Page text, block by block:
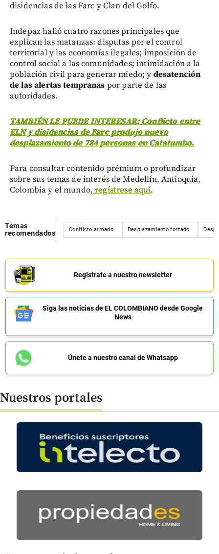
disidencias de las Farc y Clan del Golfo.
Indepaz halló cuatro razones principales que
explican las matanzas: disputas por el control
territorial y las economías ilegales; imposición de
control social a las comunidades; intimidación a la
población civil para generar miedo; y desatención
de las alertas tempranas por parte de las
autoridades.
TAMBIÉN LE PUEDE INTERESAR: Conflicto entre
ELN y disidencias de Farc produjo nuevo
desplazamiento de 784 personas en Catatumbo.
Para consultar contenido prémium o profundizar
sobre sus temas de interés de Medellín, Antioquia,
Colombia y el mundo, regístrese aquí.
Temas
recomendados
Conflicto armado Desplazamiento forzado
Regístrate a nuestro newsletter
Siga las noticias de EL COLOMBIANO desde Google
News
Únete a nuestro canal de Whatsapp
Nuestros portales